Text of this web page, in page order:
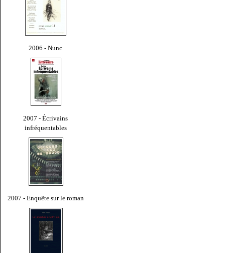
2006 - Nunc
2007 - Écrivains
infréquentables
2007 - Enquête sur le roman